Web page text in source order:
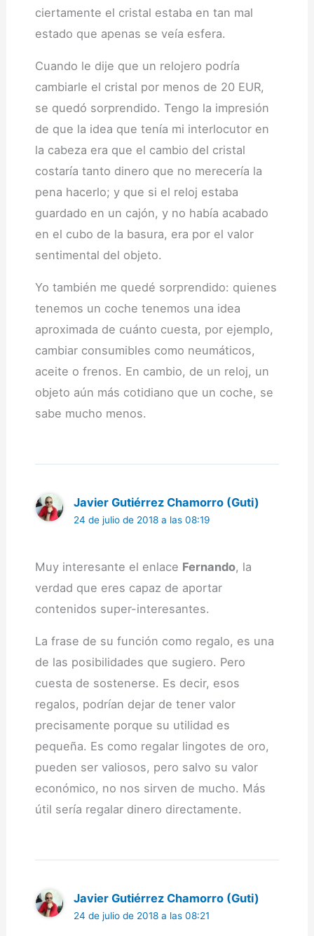
ciertamente el cristal estaba en tan mal
estado que apenas se veía esfera.
Cuando le dije que un relojero podría
cambiarle el cristal por menos de 20 EUR,
se quedó sorprendido. Tengo la impresión
de que la idea que tenía mi interlocutor en
la cabeza era que el cambio del cristal
costaría tanto dinero que no merecería la
pena hacerlo; y que si el reloj estaba
guardado en un cajón, y no había acabado
en el cubo de la basura, era por el valor
sentimental del objeto.
Yo también me quedé sorprendido: quienes
tenemos un coche tenemos una idea
aproximada de cuánto cuesta, por ejemplo,
cambiar consumibles como neumáticos,
aceite o frenos. En cambio, de un reloj, un
objeto aún más cotidiano que un coche, se
sabe mucho menos.
Javier Gutiérrez Chamorro (Guti)
24 de julio de 2018 a las 08:19
Muy interesante el enlace Fernando, la
verdad que eres capaz de aportar
contenidos super-interesantes.
La frase de su función como regalo, es una
de las posibilidades que sugiero. Pero
cuesta de sostenerse. Es decir, esos
regalos, podrían dejar de tener valor
precisamente porque su utilidad es
pequeña. Es como regalar lingotes de oro,
pueden ser valiosos, pero salvo su valor
económico, no nos sirven de mucho. Más
útil sería regalar dinero directamente.
Javier Gutiérrez Chamorro (Guti)
24 de julio de 2018 a las 08:21